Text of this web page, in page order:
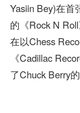
Yasiin Bey)在首
的《Rock N
在以Chess
《Cadillac
了Chuck Berry的